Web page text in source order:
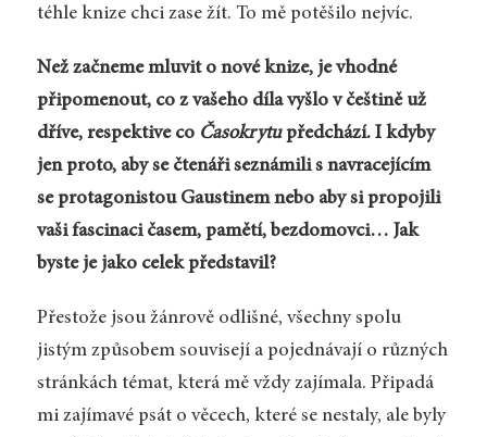
téhle knize chci zase žít. To mě potěšilo nejvíc.
Než začneme mluvit o nové knize, je vhodné
připomenout, co z vašeho díla vyšlo v češtině už
dříve, respektive co Časokrytupředchází. I kdyby
jen proto, aby se čtenáři seznámili s navracejícím
se protagonistou Gaustinem nebo aby si propojili
vaši fascinaci časem, pamětí, bezdomovci… Jak
byste je jako celek představil?
Přestože jsou žánrově odlišné, všechny spolu
jistým způsobem souvisejí a pojednávají o různých
stránkách témat, která mě vždy zajímala. Připadá
mi zajímavé psát o věcech, které se nestaly, ale byly